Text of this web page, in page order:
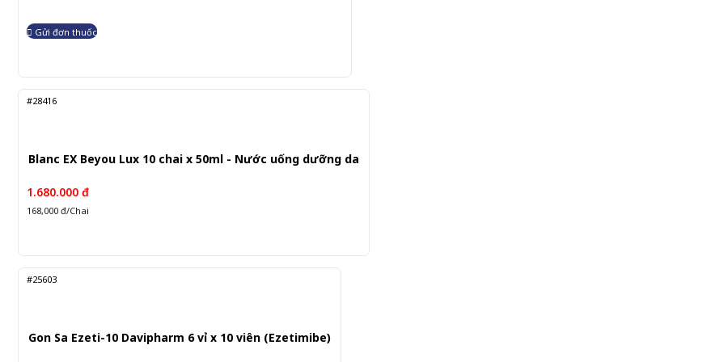
Gửi đơn thuốc
#28416
Blanc EX Beyou Lux 10 chai x 50ml - Nước uống dưỡng da
1.680.000 đ
168,000 đ/Chai
#25603
Gon Sa Ezeti-10 Davipharm 6 vỉ x 10 viên (Ezetimibe)